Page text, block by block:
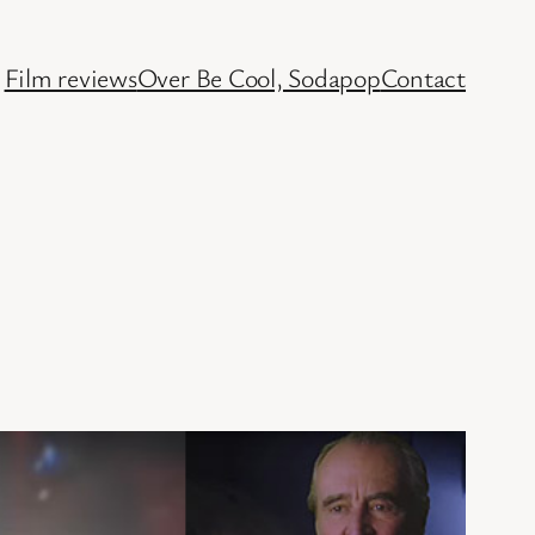
Film reviewsOver Be Cool, SodapopContact